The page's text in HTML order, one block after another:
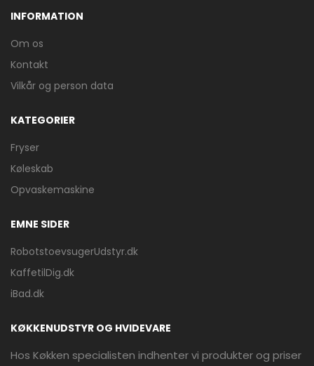
INFORMATION
Om os
Kontakt
Vilkår og person data
KATEGORIER
Fryser
Køleskab
Opvaskemaskine
EMNE SIDER
RobotstoevsugerUdstyr.dk
KaffetilDig.dk
iBad.dk
KØKKENUDSTYR OG HVIDEVARE
Hos Køkken specialisten indhenter vi produkter og priser